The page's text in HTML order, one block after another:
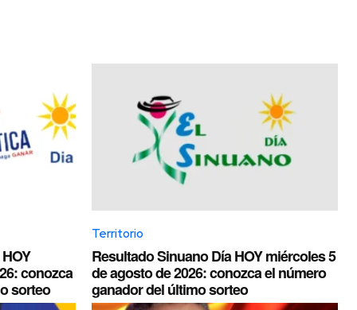
conozca
sorteo
Territorio
Resultado Sinuano Día HOY miércoles 5
de agosto de 2026: conozca el número
ganador del último sorteo